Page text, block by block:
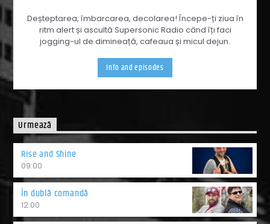
Deșteptarea, îmbarcarea, decolarea! Începe-ți ziua în
ritm alert și ascultă Supersonic Radio când îți faci
jogging-ul de dimineață, cafeaua și micul dejun.
Info and episodes
Urmează
Rise and Shine
09:00
În dublă comandă
12:00